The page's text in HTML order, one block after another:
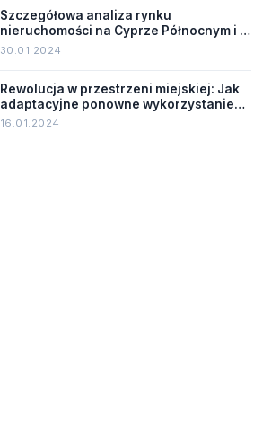
Szczegółowa analiza rynku
nieruchomości na Cyprze Północnym i w
Turcji
30.01.2024
Rewolucja w przestrzeni miejskiej: Jak
adaptacyjne ponowne wykorzystanie
zmienia oblicze starych budynków.
16.01.2024